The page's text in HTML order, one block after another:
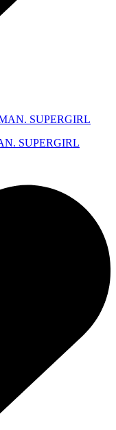
SUPERGIRL